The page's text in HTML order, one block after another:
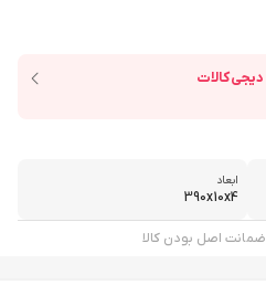
ابعاد
390x10x4
ضمانت اصل بودن کالا